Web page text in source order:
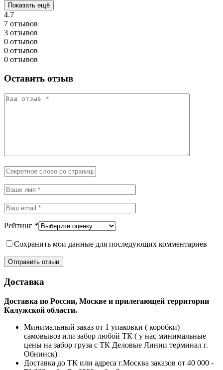
Показать ещё
4.7
7 отзывов
3 отзывов
0 отзывов
0 отзывов
0 отзывов
Оставить отзыв
Рейтинг *
Сохранить мои данные для последующих комментариев
Доставка
Доставка по России, Москве и прилегающей территории
Калужской области.
Минимальный заказ от 1 упаковки ( коробки) –
самовывоз или забор любой ТК ( у нас минимальные
цены на забор груза с ТК Деловые Линии терминал г.
Обнинск)
Доставка до ТК или адреса г.Москва заказов от 40 000 -